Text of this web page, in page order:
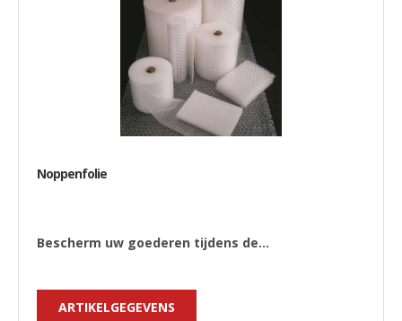
Noppenfolie
Bescherm uw goederen tijdens de...
ARTIKELGEGEVENS